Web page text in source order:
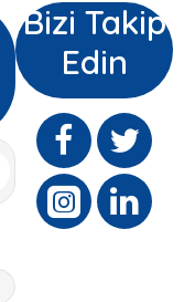
Bizi Takip
Edin